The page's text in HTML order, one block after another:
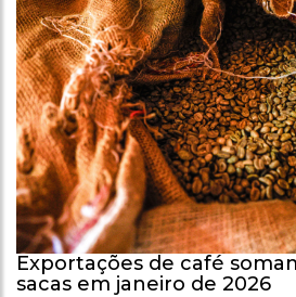
Exportações de café
sacas em janeiro de 2026